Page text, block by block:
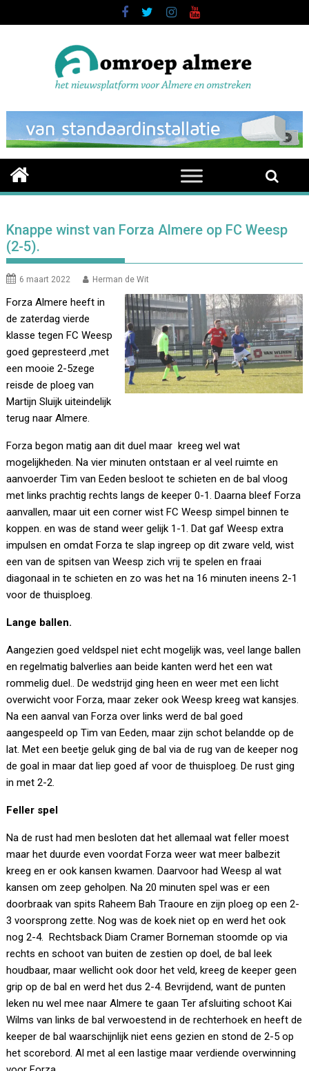
to
Knappe winst van Forza Almere op FC Weesp
(2-5).
6 maart 2022 Herman de Wit
Forza Almere heeft in
de zaterdag vierde
klasse tegen FC Weesp
goed gepresteerd ,met
een mooie 2-5zege
reisde de ploeg van
Martijn Sluijk uiteindelijk
terug naar Almere.
Forza begon matig aan dit duel maar kreeg wel wat
mogelijkheden. Na vier minuten ontstaan er al veel ruimte en
aanvoerder Tim van Eeden besloot te schieten en de bal vloog
met links prachtig rechts langs de keeper 0-1. Daarna bleef Forza
aanvallen, maar uit een corner wist FC Weesp simpel binnen te
koppen. en was de stand weer gelijk 1-1. Dat gaf Weesp extra
impulsen en omdat Forza te slap ingreep op dit zware veld, wist
een van de spitsen van Weesp zich vrij te spelen en fraai
diagonaal in te schieten en zo was het na 16 minuten ineens 2-1
voor de thuisploeg.
Lange ballen.
Aangezien goed veldspel niet echt mogelijk was, veel lange ballen
en regelmatig balverlies aan beide kanten werd het een wat
rommelig duel.. De wedstrijd ging heen en weer met een licht
overwicht voor Forza, maar zeker ook Weesp kreeg wat kansjes.
Na een aanval van Forza over links werd de bal goed
aangespeeld op Tim van Eeden, maar zijn schot belandde op de
lat. Met een beetje geluk ging de bal via de rug van de keeper nog
de goal in maar dat liep goed af voor de thuisploeg. De rust ging
in met 2-2.
Feller spel
Na de rust had men besloten dat het allemaal wat feller moest
maar het duurde even voordat Forza weer wat meer balbezit
kreeg en er ook kansen kwamen. Daarvoor had Weesp al wat
kansen om zeep geholpen. Na 20 minuten spel was er een
doorbraak van spits Raheem Bah Traoure en zijn ploeg op een 2-
3 voorsprong zette. Nog was de koek niet op en werd het ook
nog 2-4. Rechtsback Diam Cramer Borneman stoomde op via
rechts en schoot van buiten de zestien op doel, de bal leek
houdbaar, maar wellicht ook door het veld, kreeg de keeper geen
grip op de bal en werd het dus 2-4. Bevrijdend, want de punten
leken nu wel mee naar Almere te gaan Ter afsluiting schoot Kai
Wilms van links de bal verwoestend in de rechterhoek en heeft de
keeper de bal waarschijnlijk niet eens gezien en stond de 2-5 op
het scorebord. Al met al een lastige maar verdiende overwinning